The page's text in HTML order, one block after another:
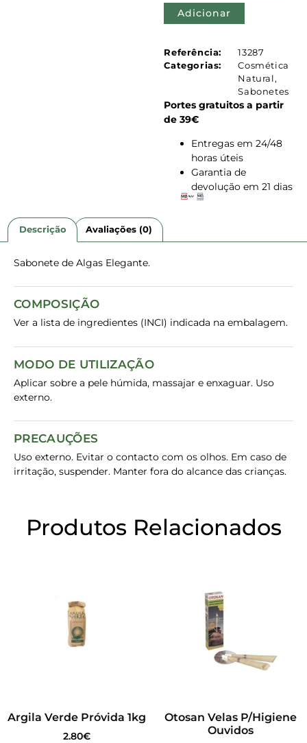
Adicionar
Referência:
13287
Categorias:
Cosmética
Natural,
Sabonetes
Portes gratuitos a partir
de 39€
Entregas em 24/48
horas úteis
Garantia de
devolução em 21 dias
Descrição Avaliações (0)
Sabonete de Algas Elegante.
COMPOSIÇÃO
Ver a lista de ingredientes (INCI) indicada na embalagem.
MODO DE UTILIZAÇÃO
Aplicar sobre a pele húmida, massajar e enxaguar. Uso
externo.
PRECAUÇÕES
Uso externo. Evitar o contacto com os olhos. Em caso de
irritação, suspender. Manter fora do alcance das crianças.
Produtos Relacionados
Argila Verde Próvida 1kg
2.80€
Otosan Velas P/Higiene
Ouvidos